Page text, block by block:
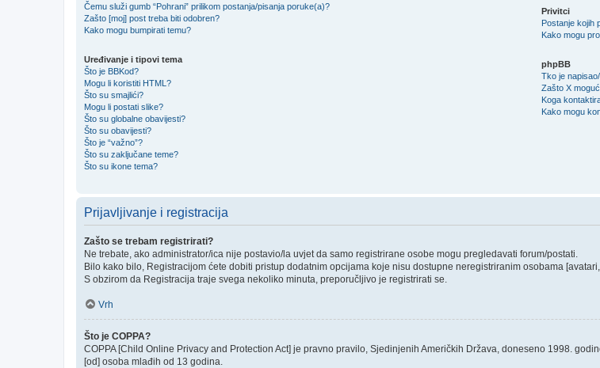
Čemu služi gumb “Pohrani” prilikom postanja/pisanja poruke(a)?
Zašto [moj] post treba biti odobren?
Kako mogu bumpirati temu?
Uređivanje i tipovi tema
Što je BBKod?
Mogu li koristiti HTML?
Što su smajlići?
Mogu li postati slike?
Što su globalne obavijesti?
Što su obavijesti?
Što je “važno”?
Što su zaključane teme?
Što su ikone tema?
Privitci
Postanje kojih
Kako mogu
phpBB
Tko je
Zašto X
Koga
Kako mogu
Prijavljivanje i registracija
Zašto se trebam registrirati?
Ne trebate, ako administrator/ica nije postavio/la uvjet da samo registrirane osobe mogu pregledavati forum/postati.
Bilo kako bilo, Registracijom ćete dobiti pristup dodatnim opcijama koje nisu dostupne neregistriranim osobama
S obzirom da Registracija traje svega nekoliko minuta, preporučljivo je registrirati se.
Vrh
Što je COPPA?
COPPA [Child Online Privacy and Protection Act] je pravno pravilo, Sjedinjenih Američkih Država, doneseno 1998.
[od] osoba mlađih od 13 godina.